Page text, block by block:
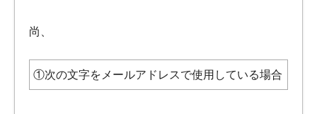
尚、
①次の文字をメールアドレスで使用している場合